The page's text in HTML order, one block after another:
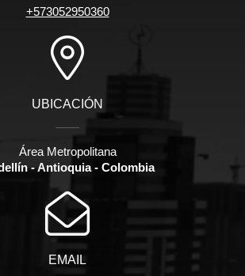
+573052950360
UBICACIÓN
Área Metropolitana
- Antioquia - Colombia
EMAIL